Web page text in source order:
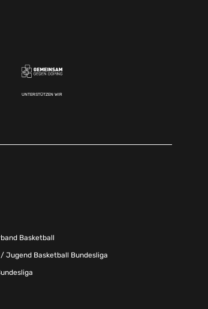
UNTERSTÜTZEN WIR
Basketball
Jugend Basketball Bundesliga